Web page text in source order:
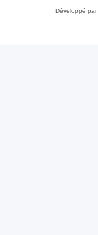
Développé par